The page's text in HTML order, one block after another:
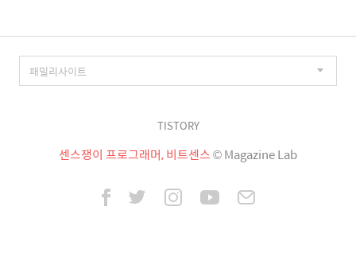
TISTORY
센스쟁이 프로그래머, 비트센스© Magazine Lab